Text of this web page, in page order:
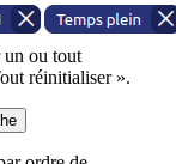
un ou tout
réinitialiser ».